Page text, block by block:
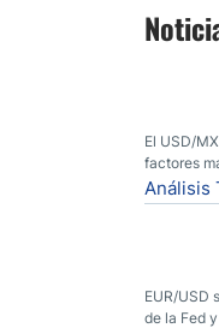
El USD/
factores
ha
Análisis
EUR/USD
de la Fed